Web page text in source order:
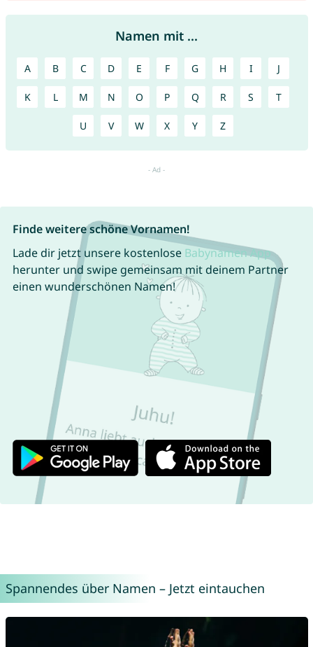
Namen mit ...
A B C D E F G H I J
K L M N O P Q R S T
U V W X Y Z
Finde weitere schöne Vornamen!
Lade dir jetzt unsere kostenlose Babynamen App
herunter und swipe gemeinsam mit deinem Partner
einen wunderschönen Namen!
Spannendes über Namen – Jetzt eintauchen